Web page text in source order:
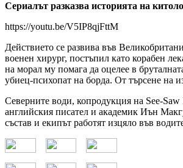
Сериалът разказва историята на
https://youtu.be/V5IP8qjFttM
Действието се развива във
военен хирург, постъпил като корабен
на морал му помага да оцелее в
убиец-психопат на борда. От търсене на
Северните води, копродукция на See-
английския писател и академик Иън
състав и екипът работят изцяло във